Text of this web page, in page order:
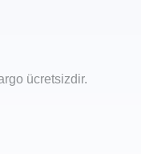
ücretsizdir.